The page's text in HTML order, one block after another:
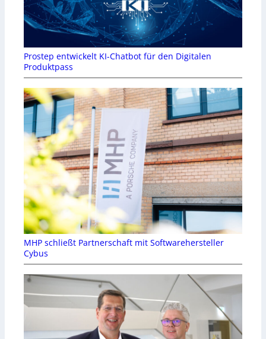
Prostep entwickelt KI-Chatbot für den Digitalen
Produktpass
MHP schließt Partnerschaft mit Softwarehersteller
Cybus